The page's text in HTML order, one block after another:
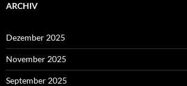
ARCHIV
Dezember 2025
November 2025
September 2025